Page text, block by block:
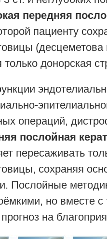
передняя
пациенту
только донорская
операций,
послойная
пересаживать
сохраняя
Послойные
но вместе с
на